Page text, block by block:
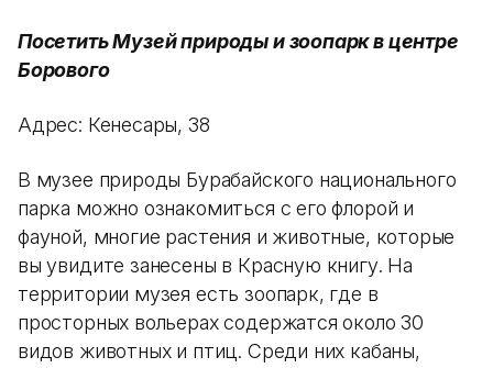
Посетить Музей природы и зоопарк в центре
Борового
Адрес: Кенесары, 38
В музее природы Бурабайского национального
парка можно ознакомиться с его флорой и
фауной, многие растения и животные, которые
вы увидите занесены в Красную книгу. На
территории музея есть зоопарк, где в
просторных вольерах содержатся около 30
видов животных и птиц. Среди них кабаны,